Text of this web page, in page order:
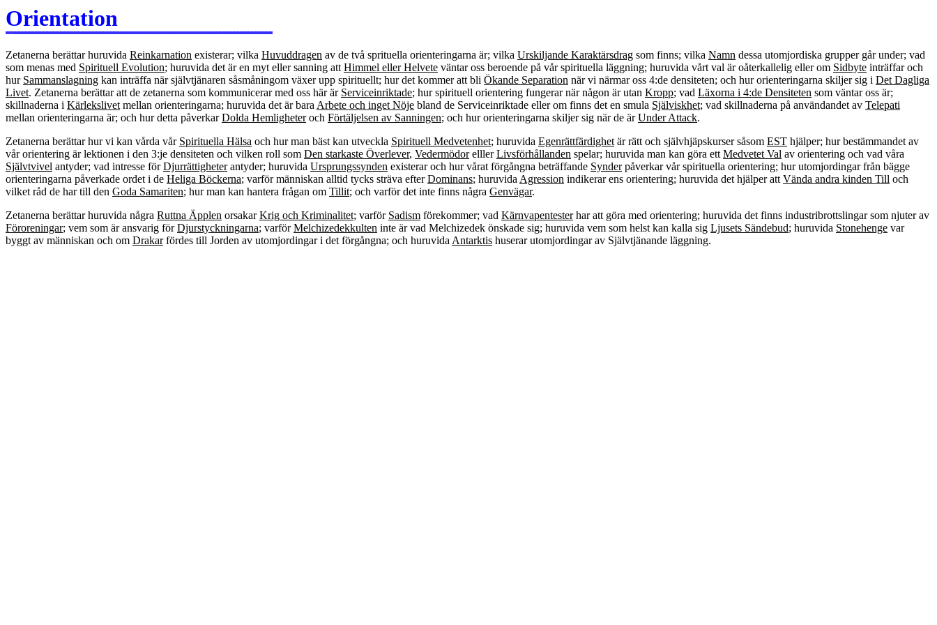
Orientation
Zetanerna berättar huruvida Reinkarnation existerar; vilka Huvuddragen av de två sprituella orienteringarna är; vilka Urskiljande Karaktärsdrag som finns; vilka Namn dessa utomjordiska grupper går under; vad
som menas med Spirituell Evolution; huruvida det är en myt eller sanning attHimmel eller Helvete väntar oss beroende på vår spirituella läggning; huruvida vårt val är oåterkallelig eller om Sidbyte inträffar och
hur Sammanslagning kan inträffa när självtjänaren såsmåningom växer upp spirituellt; hur det kommer att bli Ökande Separation när vi närmar oss 4:de densiteten; och hur orienteringarna skiljer sig i Det Dagliga
Livet. Zetanerna berättar att de zetanerna som kommunicerar med oss här är Serviceinriktade; hur spirituell orientering fungerar när någon är utan Kropp; vad Läxorna i 4:de Densiteten som väntar oss är;
skillnaderna i Kärlekslivetmellan orienteringarna; huruvida det är baraArbete och inget Nöje bland de Serviceinriktade eller om finns det en smula Själviskhet; vad skillnaderna på användandet av Telepati
mellan orienteringarna är; och hur detta påverkarDolda Hemligheteroch Förtäljelsen av Sanningen; och hur orienteringarna skiljer sig när de ärUnder Attack.
Zetanerna berättar hur vi kan vårda vår Spirituella Hälsa och hur man bäst kan utveckla Spirituell Medvetenhet; huruvida Egenrättfärdighetär rätt och självhjäpskurser såsom EST hjälper; hur bestämmandet av
vår orientering är lektionen i den 3:je densiteten och vilken roll som Den starkaste Överlever, VedermödorelllerLivsförhållanden spelar; huruvida man kan göra ettMedvetet Val av orientering och vad våra
Självtvivel antyder; vad intresse förDjurrättigheterantyder; huruvida Ursprungssynden existerar och hur vårat förgångna beträffande Synderpåverkar vår spirituella orientering; hur utomjordingar från bägge
orienteringarna påverkade ordet i de Heliga Böckerna; varför människan alltid tycks sträva efterDominans; huruvidaAgression indikerar ens orientering; huruvida det hjälper attVända andra kinden Till och
vilket råd de har till den Goda Samariten; hur man kan hantera frågan om Tillit; och varför det inte finns några Genvägar.
Zetanerna berättar huruvida några Ruttna Äpplen orsakarKrig och Kriminalitet; varför Sadism förekommer; vad Kärnvapentesterhar att göra med orientering; huruvida det finns industribrottslingar som njuter av
Föroreningar; vem som är ansvarig förDjurstyckningarna; varförMelchizedekkulten inte är vad Melchizedek önskade sig; huruvida vem som helst kan kalla sig Ljusets Sändebud; huruvida Stonehenge var
byggt av människan och om Drakarfördes till Jorden av utomjordingar i det förgångna; och huruvidaAntarktis huserar utomjordingar av Självtjänande läggning.